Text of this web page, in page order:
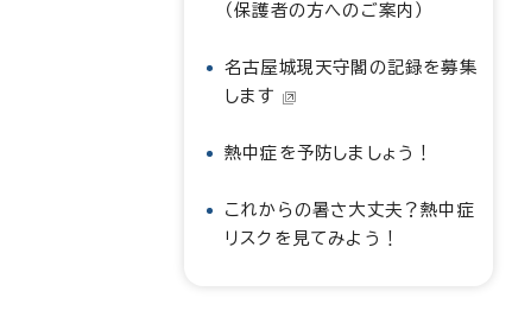
（保護者の方へのご案内）
名古屋城現天守閣の記録を募集
します
熱中症を予防しましょう！
これからの暑さ大丈夫？熱中症
リスクを見てみよう！